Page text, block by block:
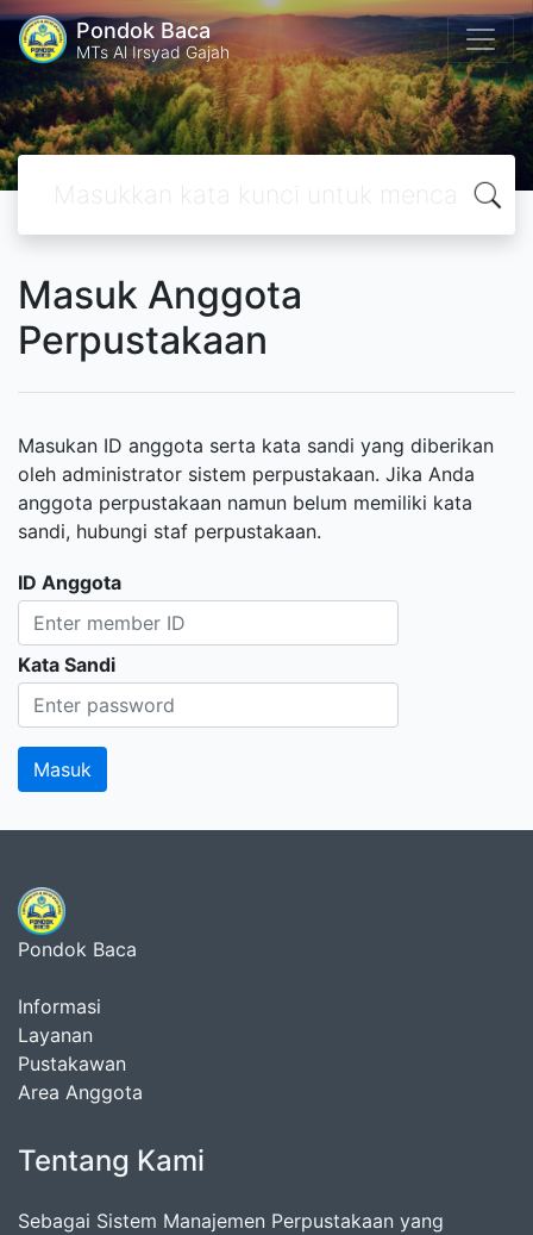
Pondok Baca
MTs Al Irsyad Gajah
Masuk Anggota
Perpustakaan
Masukan ID anggota serta kata sandi yang diberikan
oleh administrator sistem perpustakaan. Jika Anda
anggota perpustakaan namun belum memiliki kata
sandi, hubungi staf perpustakaan.
ID Anggota
Kata Sandi
Pondok Baca
Informasi
Layanan
Pustakawan
Area Anggota
Tentang Kami
Sebagai Sistem Manajemen Perpustakaan yang